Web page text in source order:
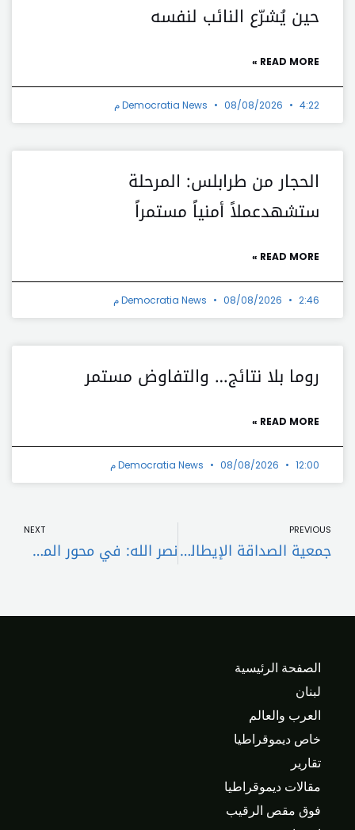
حين يُشرّع النائب لنفسه
READ MORE »
Democratia News 08/08/2026 4:22 م
الحجار من طرابلس: المرحلة
ستشهدعملاً أمنياً مستمراً
READ MORE »
Democratia News 08/08/2026 2:46 م
روما بلا نتائج… والتفاوض مستمر
READ MORE »
Democratia News 08/08/2026 12:00 م
PREVIOUS
جمعية الصداقة الإيطالية العربية: ما تعرضت له مدينة كرمان الايرانية عمل إرهابي
NEXT
نصر الله: في محور المقاومة لا يوجد عبيد بل مجرد أسياد يصنعون النصر
الصفحة الرئيسية
لبنان
العرب والعالم
خاص ديموقراطيا
تقارير
مقالات ديموقراطيا
فوق مقص الرقيب